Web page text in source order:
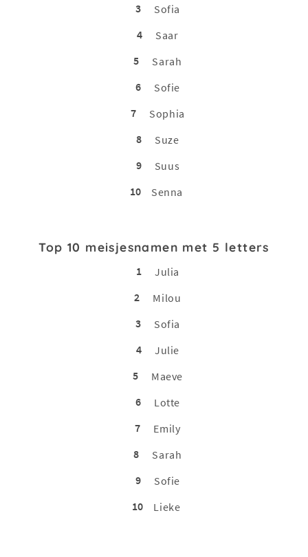
3
Sofia
4
Saar
5
Sarah
6
Sofie
7
Sophia
8
Suze
9
Suus
10
Senna
Top 10 meisjesnamen met 5 letters
1
Julia
2
Milou
3
Sofia
4
Julie
5
Maeve
6
Lotte
7
Emily
8
Sarah
9
Sofie
10
Lieke